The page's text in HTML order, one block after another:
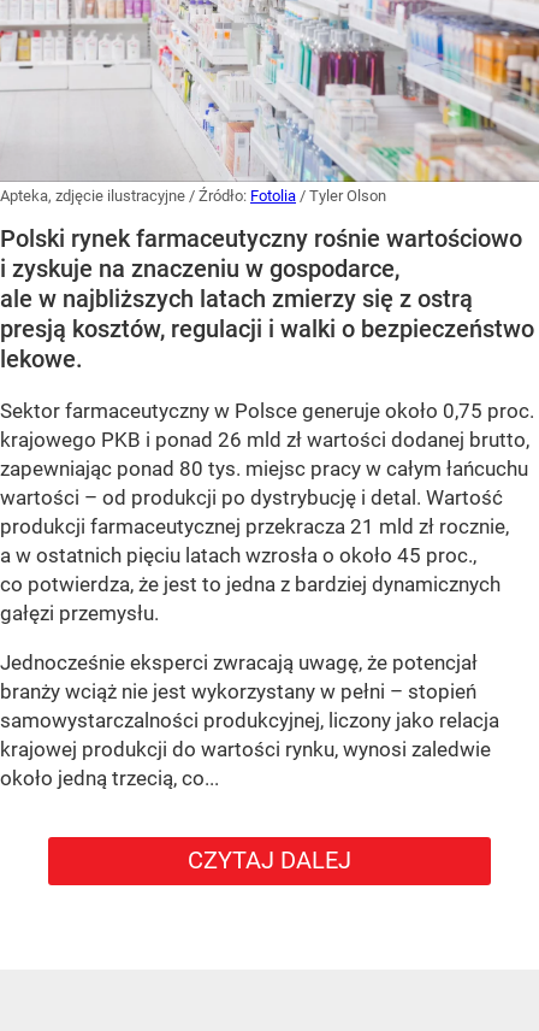
Apteka, zdjęcie ilustracyjne / Źródło: Fotolia / Tyler Olson
Polski rynek farmaceutyczny rośnie wartościowo
i zyskuje na znaczeniu w gospodarce,
ale w najbliższych latach zmierzy się z ostrą
presją kosztów, regulacji i walki o bezpieczeństwo
lekowe.
Sektor farmaceutyczny w Polsce generuje około 0,75 proc.
krajowego PKB i ponad 26 mld zł wartości dodanej brutto,
zapewniając ponad 80 tys. miejsc pracy w całym łańcuchu
wartości – od produkcji po dystrybucję i detal. Wartość
produkcji farmaceutycznej przekracza 21 mld zł rocznie,
a w ostatnich pięciu latach wzrosła o około 45 proc.,
co potwierdza, że jest to jedna z bardziej dynamicznych
gałęzi przemysłu.
Jednocześnie eksperci zwracają uwagę, że potencjał
branży wciąż nie jest wykorzystany w pełni – stopień
samowystarczalności produkcyjnej, liczony jako relacja
krajowej produkcji do wartości rynku, wynosi zaledwie
około jedną trzecią, co...
CZYTAJ DALEJ